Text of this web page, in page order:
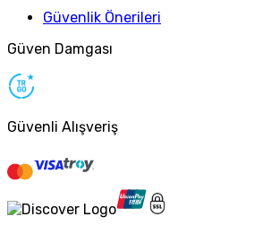
Güvenlik Önerileri
Güven Damgası
Güvenli Alışveriş